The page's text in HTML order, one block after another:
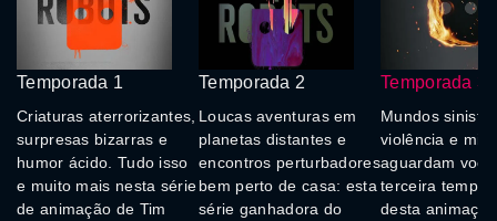
Temporada 1
Criaturas aterrorizantes,
surpresas bizarras e
humor ácido. Tudo isso
e muito mais nesta série
de animação de Tim
Temporada 2
Loucas aventuras em
planetas distantes e
encontros perturbadores
bem perto de casa: esta
série ganhadora do
Temporada 3
Mundos
violência e
aguardam
terceira
desta animação